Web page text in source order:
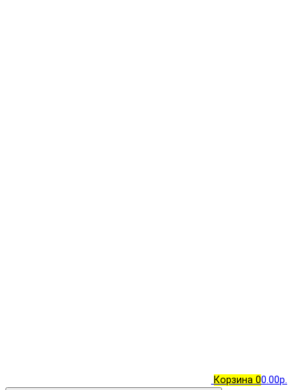
Корзина 00.00р.